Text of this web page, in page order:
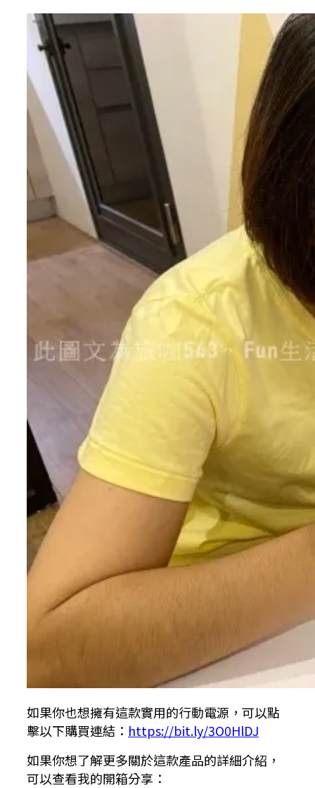
如果你也想擁有這款實用的行動電源，可以點
擊以下購買連結： https://bit.ly/3O0HlDJ
如果你想了解更多關於這款產品的詳細介紹，
可以查看我的開箱分享：